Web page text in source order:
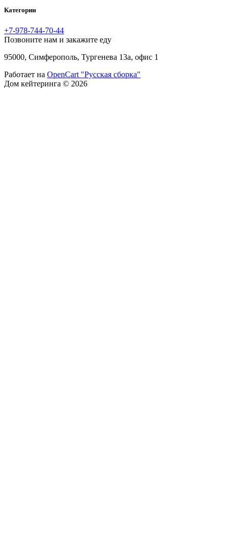
Категории
+7-978-744-70-44
Позвоните нам и закажите еду
95000, Симферополь, Тургенева 13а, офис 1
Работает на OpenCart "Русская сборка"
Дом кейтеринга © 2026